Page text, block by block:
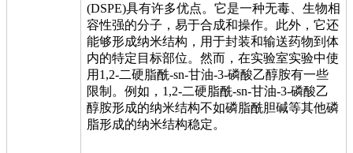
(DSPE)具有许多优点。它是一种无毒、生物相
容性强的分子，易于合成和操作。此外，它还
能够形成纳米结构，用于封装和输送药物到体
内的特定目标部位。然而，在实验室实验中使
用1,2-二硬脂酰-sn-甘油-3-磷酸乙醇胺有一些
限制。例如，1,2-二硬脂酰-sn-甘油-3-磷酸乙
醇胺形成的纳米结构不如磷脂酰胆碱等其他磷
脂形成的纳米结构稳定。